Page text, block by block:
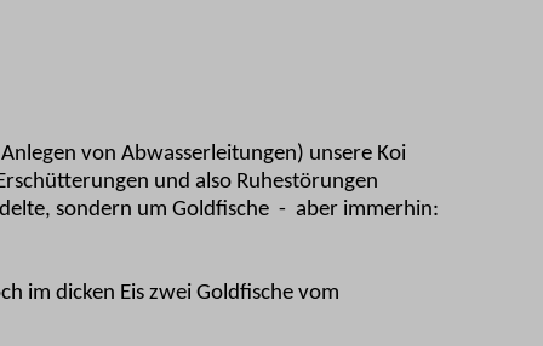
von Abwasserleitungen) unsere Koi
und also Ruhestörungen
sondern um Goldfische - aber immerhin:
im dicken Eis zwei Goldfische vom